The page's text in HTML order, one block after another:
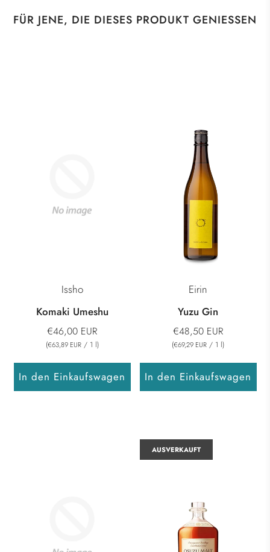
FÜR JENE, DIE DIESES PRODUKT GENIESSEN
Issho
Komaki Umeshu
€46,00 EUR
(€63,89 EUR / 1 l)
In den Einkaufswagen
Eirin
Yuzu Gin
€48,50 EUR
(€69,29 EUR / 1 l)
In den Einkaufswagen
AUSVERKAUFT